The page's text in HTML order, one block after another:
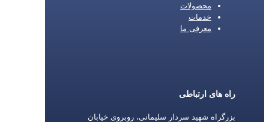
محصولات
خدمات
معرفی ما
راه های ارتباطی
بزرگراه شهید سردار سلیمانی، روبروی خیابان